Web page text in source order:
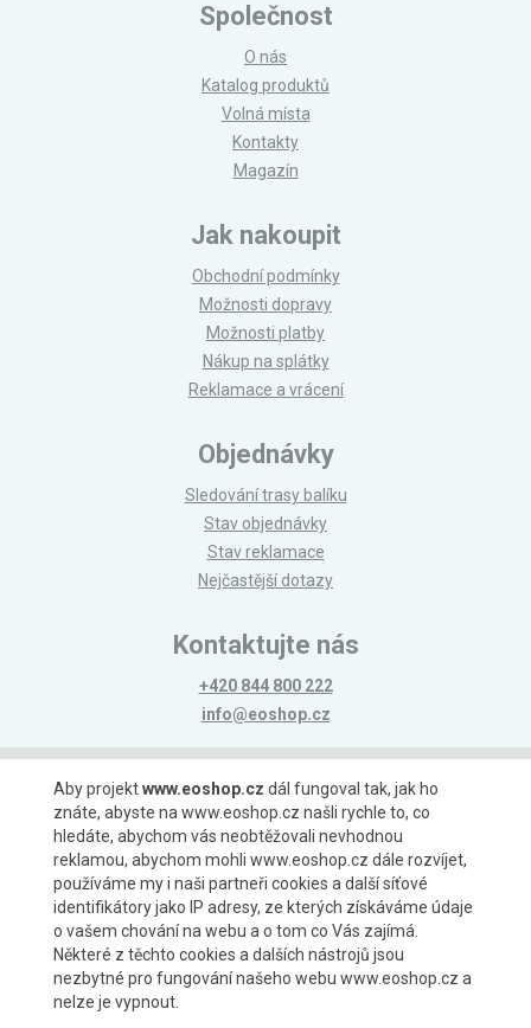
Společnost
O nás
Katalog produktů
Volná místa
Kontakty
Magazín
Jak nakoupit
Obchodní podmínky
Možnosti dopravy
Možnosti platby
Nákup na splátky
Reklamace a vrácení
Objednávky
Sledování trasy balíku
Stav objednávky
Stav reklamace
Nejčastější dotazy
Kontaktujte nás
+420 844 800 222
info@eoshop.cz
Možnosti platby
Možnosti dopravy
Aby projektwww.eoshop.cz dál fungoval tak, jak ho
znáte, abyste na www.eoshop.cz našli rychle to, co
hledáte, abychom vás neobtěžovali nevhodnou
reklamou, abychom mohli www.eoshop.cz dále rozvíjet,
používáme my i naši partneři cookies a další síťové
identifikátory jako IP adresy, ze kterých získáváme údaje
o vašem chování na webu a o tom co Vás zajímá.
Některé z těchto cookies a dalších nástrojů jsou
nezbytné pro fungování našeho webu www.eoshop.cz a
nelze je vypnout.